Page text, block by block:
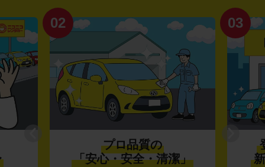
02
プロ品質の
「安心・安全・清潔」
03